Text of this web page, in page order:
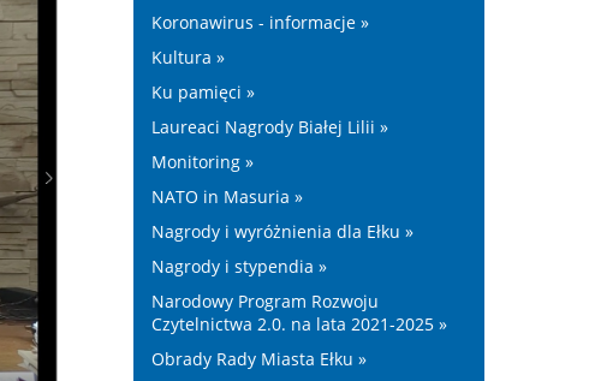
Koronawirus - informacje »
Kultura »
Ku pamięci »
Laureaci Nagrody Białej Lilii »
Monitoring »
NATO in Masuria »
Nagrody i wyróżnienia dla Ełku »
Nagrody i stypendia »
Narodowy Program Rozwoju
Czytelnictwa 2.0. na lata 2021-2025 »
Obrady Rady Miasta Ełku »